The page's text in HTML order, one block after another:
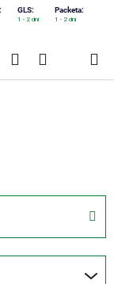
GLS: Packeta:
1 - 2 dni 1 - 2 dni
Hľadať
KOŠÍK